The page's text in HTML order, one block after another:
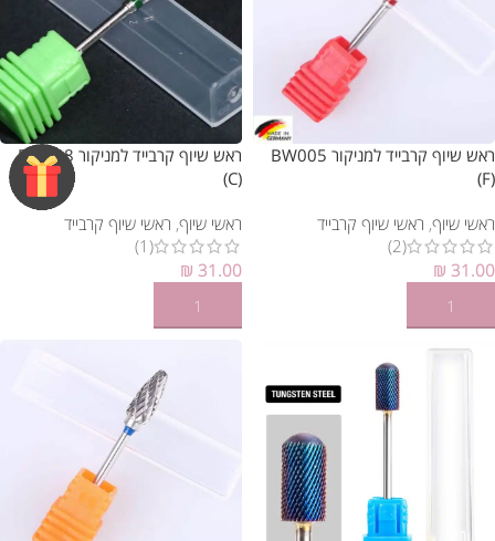
ראש שיוף קרבייד למניקור BW005
(F)
ראשי שיוף, ראשי שיוף קרבייד
(2)
₪ 31.00
הוספה לסל
ראש שיוף קרבייד למניקור BW008
(C)
ראשי שיוף, ראשי שיוף קרבייד
(1)
₪ 31.00
הוספה לסל